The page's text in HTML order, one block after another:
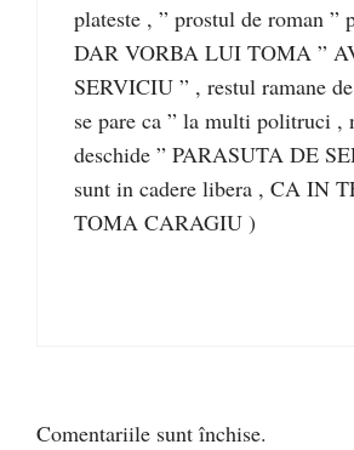
plateste , ” prostul de roman ”
DAR VORBA LUI TOMA ”
SERVICIU ” , restul ramane
se pare ca ” la multi politruci ,
deschide ” PARASUTA DE
sunt in cadere libera , CA IN
TOMA CARAGIU )
Comentariile sunt închise.